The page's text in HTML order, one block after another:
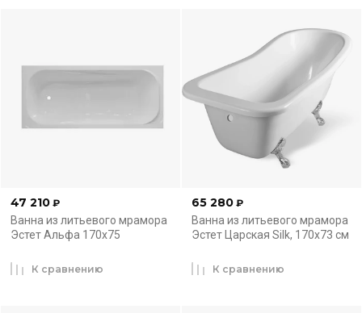
47 210 ₽
Ванна из литьевого мрамора
Эстет Альфа 170x75
К сравнению
65 280 ₽
Ванна из литьевого мрамора
Эстет Царская Silk, 170x73 см
К сравнению